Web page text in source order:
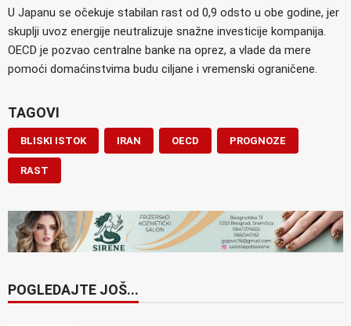
U Japanu se očekuje stabilan rast od 0,9 odsto u obe godine, jer
skuplji uvoz energije neutralizuje snažne investicije kompanija.
OECD je pozvao centralne banke na oprez, a vlade da mere
pomoći domaćinstvima budu ciljane i vremenski ograničene.
TAGOVI
BLISKI ISTOK IRAN OECD PROGNOZE
RAST
POGLEDAJTE JOŠ...